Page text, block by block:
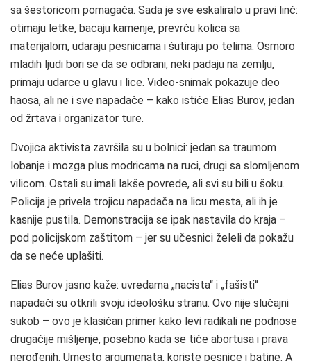
sa šestoricom pomagača. Sada je sve eskaliralo u pravi linč:
otimaju letke, bacaju kamenje, prevrću kolica sa
materijalom, udaraju pesnicama i šutiraju po telima. Osmoro
mladih ljudi bori se da se odbrani, neki padaju na zemlju,
primaju udarce u glavu i lice. Video-snimak pokazuje deo
haosa, ali ne i sve napadače – kako ističe Elias Burov, jedan
od žrtava i organizator ture.
Dvojica aktivista završila su u bolnici: jedan sa traumom
lobanje i mozga plus modricama na ruci, drugi sa slomljenom
vilicom. Ostali su imali lakše povrede, ali svi su bili u šoku.
Policija je privela trojicu napadača na licu mesta, ali ih je
kasnije pustila. Demonstracija se ipak nastavila do kraja –
pod policijskom zaštitom – jer su učesnici želeli da pokažu
da se neće uplašiti.
Elias Burov jasno kaže: uvredama „nacista“ i „fašisti“
napadači su otkrili svoju ideološku stranu. Ovo nije slučajni
sukob – ovo je klasičan primer kako levi radikali ne podnose
drugačije mišljenje, posebno kada se tiče abortusa i prava
nerođenih. Umesto argumenata, koriste pesnice i batine. A